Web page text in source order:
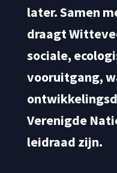
later. Samen
draagt
sociale,
vooruitgang,
Verenigde
leidraad zijn.